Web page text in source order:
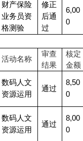
财产保险
业务员资
格测验
修正
后通
过
6,00
0
活动名称
审查
结果
核定
金额
数码人文
资源运用
通过
8,50
0
数码人文
资源运用
通过
8,00
0